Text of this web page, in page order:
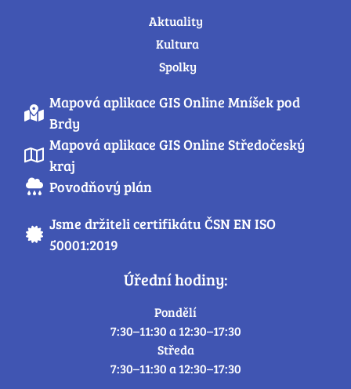
Aktuality
Kultura
Spolky
Mapová aplikace GIS Online Mníšek pod
Brdy
Mapová aplikace GIS Online Středočeský
kraj
Povodňový plán
Jsme držiteli certifikátu ČSN EN ISO
50001:2019
Úřední hodiny:
Pondělí
7:30–11:30 a 12:30–17:30
Středa
7:30–11:30 a 12:30–17:30